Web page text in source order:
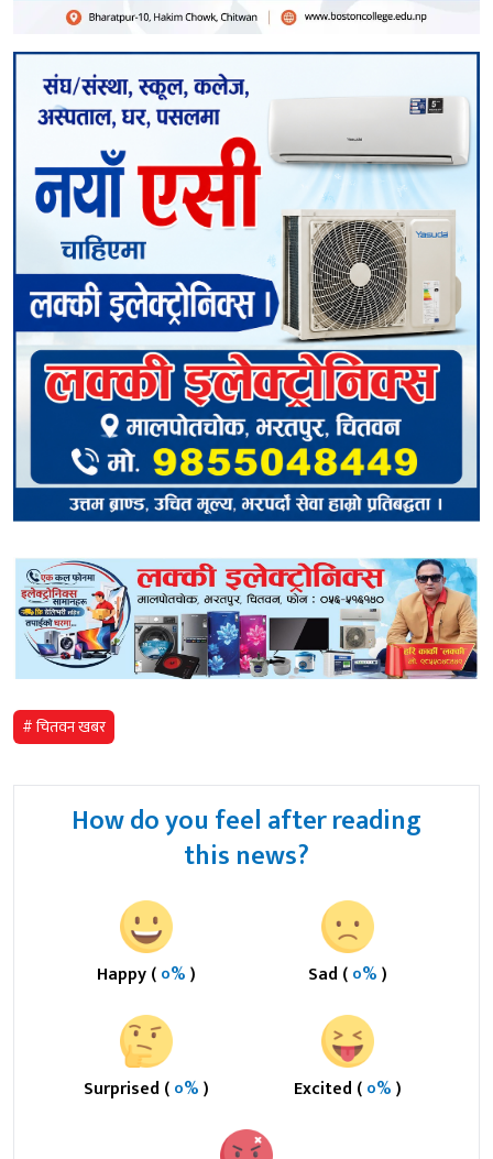
# चितवन खबर
How do you feel after reading
this news?
Happy (०%) Sad (०%)
Surprised (०%) Excited (०%)